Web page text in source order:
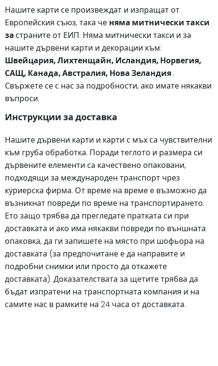
Нашите карти се произвеждат и изпращат от
Европейския съюз, така че няма митнически такси
за страните от ЕИП. Няма митнически такси и за
нашите дървени карти и декорации към:
Швейцария, Лихтенщайн, Исландия, Норвегия,
САЩ, Канада, Австралия, Нова Зеландия.
Свържете се с нас за подробности, ако имате някакви
въпроси.
Инструкции за доставка
Нашите дървени карти и карти с мъх са чувствителни
към груба обработка. Поради теглото и размера си
дървените елементи са качествено опаковани,
подходящи за международен транспорт чрез
куриерска фирма. От време на време е възможно да
възникнат повреди по време на транспортирането.
Ето защо трябва да прегледате пратката си при
доставката и ако има някакви повреди по външната
опаковка, да ги запишете на място при шофьора на
доставката (за предпочитане е да направите и
подробни снимки или просто да откажете
доставката). Доказателствата за щетите трябва да
бъдат изпратени на транспортната компания и на
самите нас в рамките на 24 часа от доставката.